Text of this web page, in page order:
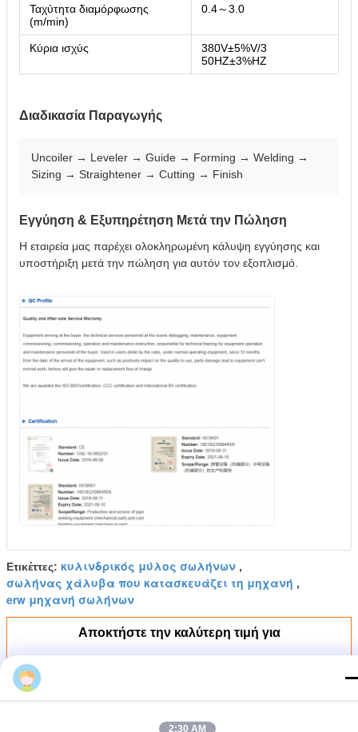
Ταχύτητα διαμόρφωσης
(m/min)
0.4～3.0
Κύρια ισχύς
380V±5%V/3
50HZ±3%HZ
Διαδικασία Παραγωγής
Uncoiler → Leveler → Guide → Forming → Welding →
Sizing → Straightener → Cutting → Finish
Εγγύηση & Εξυπηρέτηση Μετά την Πώληση
Η εταιρεία μας παρέχει ολοκληρωμένη κάλυψη εγγύησης και
υποστήριξη μετά την πώληση για αυτόν τον εξοπλισμό.
Ετικέττες: κυλινδρικός μύλος σωλήνων ,
σωλήνας χάλυβα που κατασκευάζει τη μηχανή ,
erw μηχανή σωλήνων
Αποκτήστε την καλύτερη τιμή για
2:30 AM